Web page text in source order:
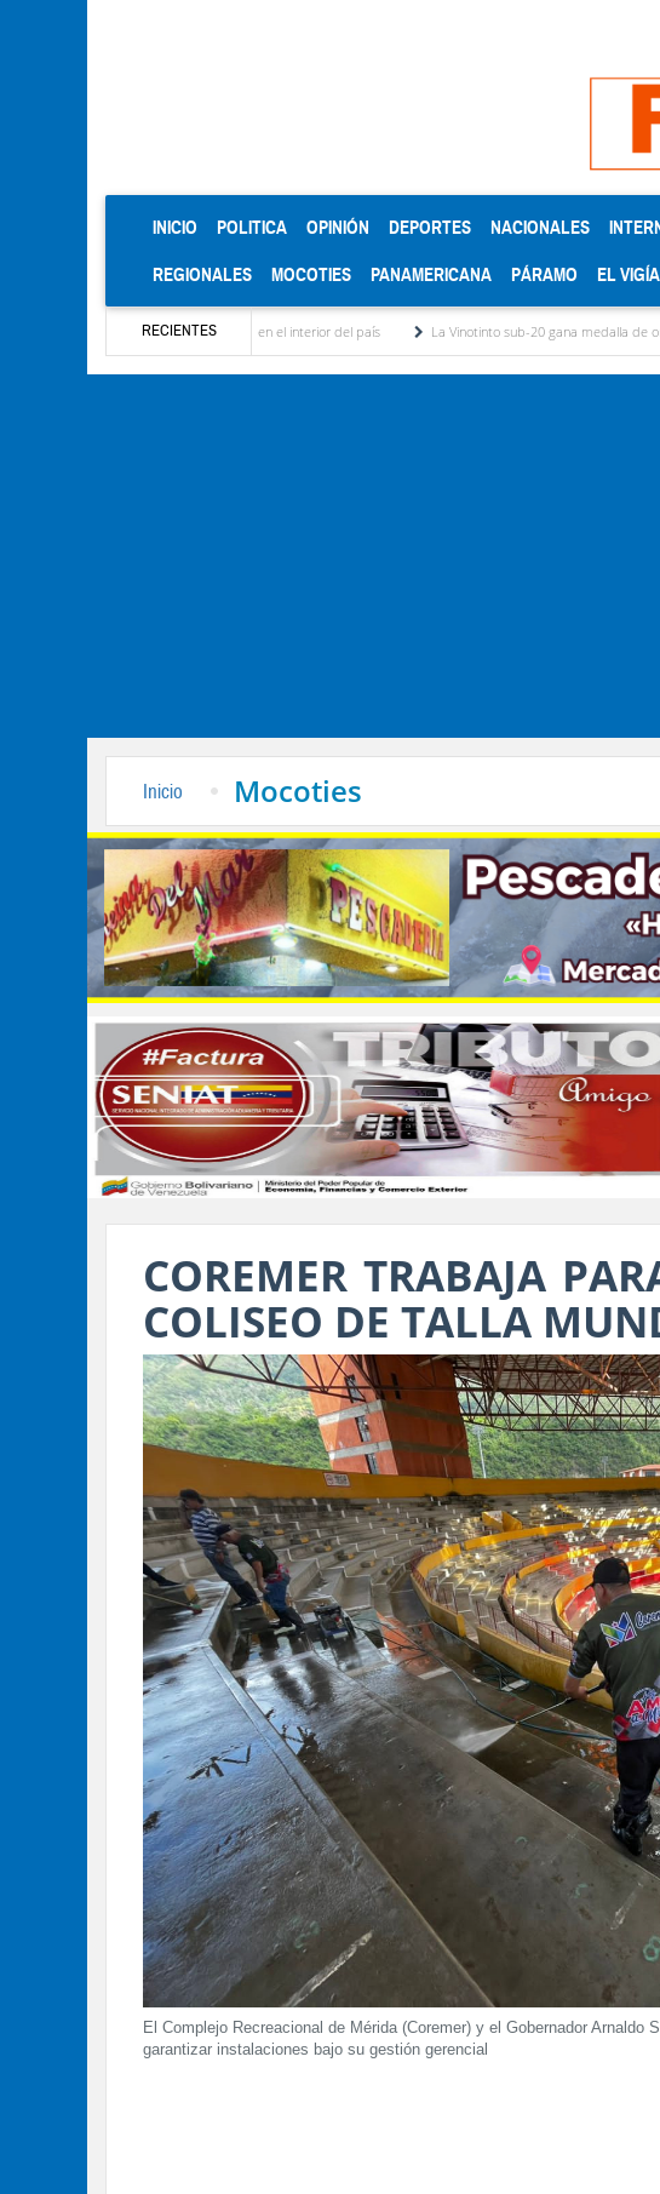
INICIO (CURRENT)
POLITICA OPINIÓN DEPORTES NACIONALES
REGIONALES MOCOTIES PANAMERICANA PÁRAMO EL
RECIENTES
discriminación eléctrica en el interior del país La Vinotinto sub-20 gana medalla de oro en los
Inicio Mocoties
COREMER TRABAJA
COLISEO DE TALLA
El Complejo Recreacional de Mérida (Coremer) y el Gobernador Arnaldo
garantizar instalaciones bajo su gestión gerencial